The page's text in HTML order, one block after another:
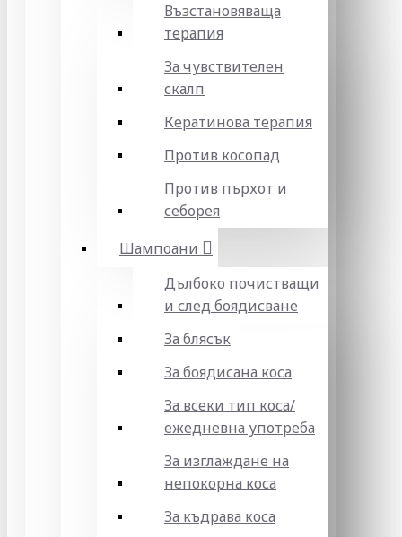
Възстановяваща
терапия
За чувствителен
скалп
Кератинова терапия
Против косопад
Против пърхот и
себорея
Шампоани
Дълбоко почистващи
и след боядисване
За блясък
За боядисана коса
За всеки тип коса/
ежедневна употреба
За изглаждане на
непокорна коса
За къдрава коса